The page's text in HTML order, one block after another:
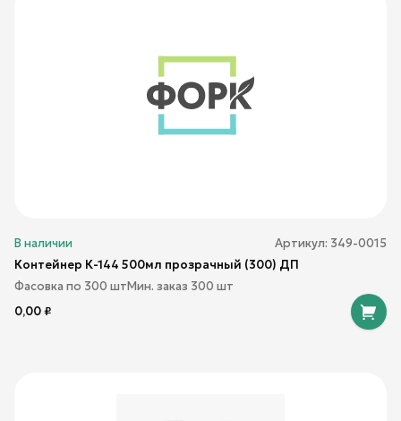
В наличии Артикул: 349-0015
Контейнер К-144 500мл прозрачный (300) ДП
Фасовка по 300 штМин. заказ 300 шт
0,00₽